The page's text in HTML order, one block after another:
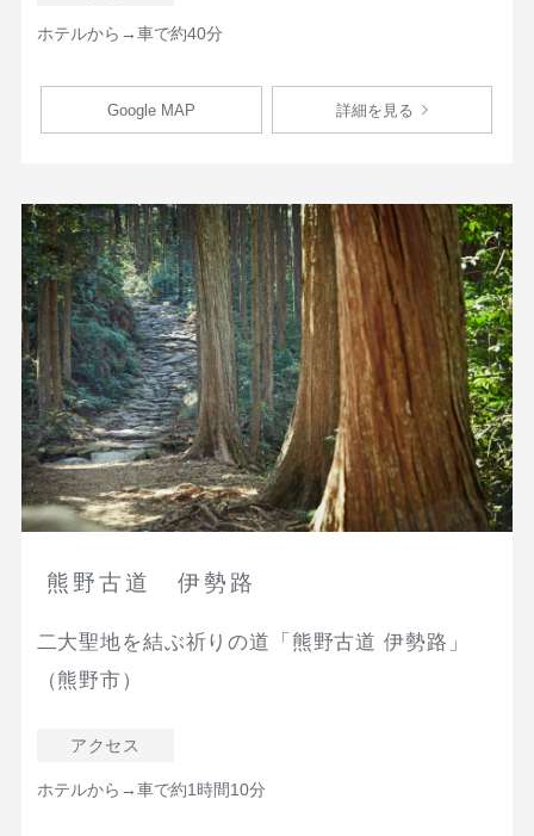
ホテルから→車で約40分
Google MAP 詳細を見る
熊野古道 伊勢路
二大聖地を結ぶ祈りの道「熊野古道 伊勢路」
（熊野市）
アクセス
ホテルから→車で約1時間10分